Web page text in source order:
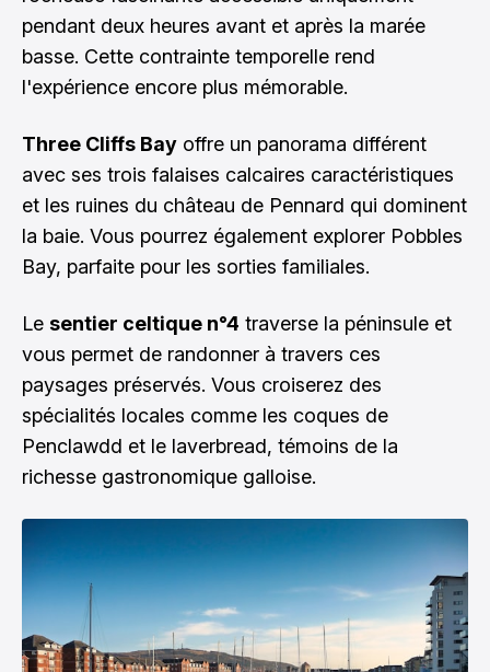
pendant deux heures avant et après la marée
basse. Cette contrainte temporelle rend
l'expérience encore plus mémorable.
Three Cliffs Bay offre un panorama différent
avec ses trois falaises calcaires caractéristiques
et les ruines du château de Pennard qui dominent
la baie. Vous pourrez également explorer Pobbles
Bay, parfaite pour les sorties familiales.
Le sentier celtique n°4 traverse la péninsule et
vous permet de randonner à travers ces
paysages préservés. Vous croiserez des
spécialités locales comme les coques de
Penclawdd et le laverbread, témoins de la
richesse gastronomique galloise.